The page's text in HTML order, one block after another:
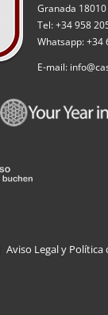
Granada 18010
Tel: +34 958
Whatsapp: +34
E-mail:
Aviso Legal y Política